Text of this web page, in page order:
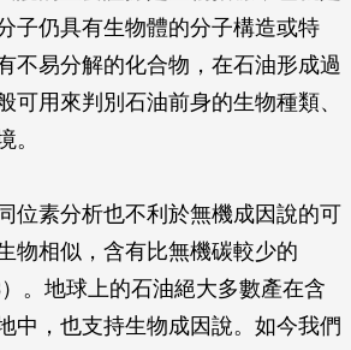
子仍具有生物體的分子構造或特
不易分解的化合物，在石油形成過
可用來判別石油前身的生物種類、
。
位素分析也不利於無機成因說的可
物相似，含有比無機碳較少的
。地球上的石油絕大多數產在含
中，也支持生物成因說。如今我們